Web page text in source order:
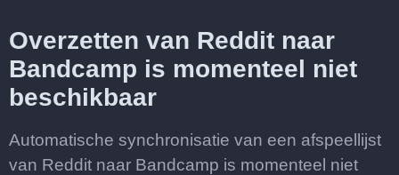
Overzetten van Reddit naar
Bandcamp is momenteel niet
beschikbaar
Automatische synchronisatie van een afspeellijst
van Reddit naar Bandcamp is momenteel niet